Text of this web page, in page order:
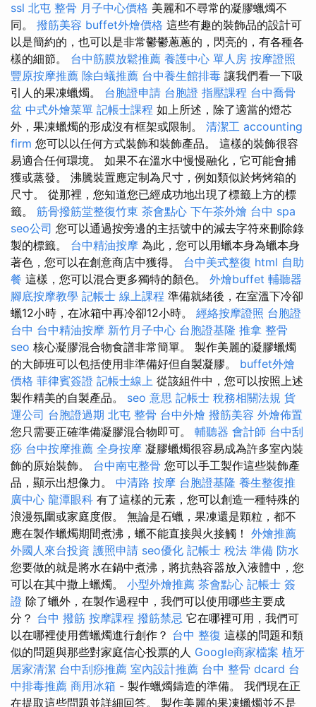
ssl 北屯 整骨 月子中心價格 美麗和不尋常的凝膠蠟燭不
同。 撥筋美容 buffet外燴價格 這些有趣的裝飾品的設計可
以是簡約的，也可以是非常鬱鬱蔥蔥的，閃亮的，有各種各
樣的細節。 台中筋膜放鬆推薦 養護中心 單人房 按摩證照
豐原按摩推薦 除白蟻推薦 台中養生館排毒 讓我們看一下吸
引人的果凍蠟燭。 台胞證申請 台胞證 指壓課程 台中喬骨
盆 中式外燴菜單 記帳士課程 如上所述，除了適當的燈芯
外，果凍蠟燭的形成沒有框架或限制。 清潔工 accounting
firm 您可以以任何方式裝飾和裝飾產品。 這樣的裝飾很容
易適合任何環境。 如果不在溫水中慢慢融化，它可能會捕
獲或蒸發。 沸騰裝置應定制為尺寸，例如類似於烤烤箱的
尺寸。 從那裡，您知道您已經成功地出現了標籤上方的標
籤。 筋骨撥筋堂整復竹東 茶會點心 下午茶外燴 台中 spa
seo公司 您可以通過按旁邊的主括號中的減去字符來刪除錄
製的標籤。 台中精油按摩 為此，您可以用蠟本身為蠟本身
著色，您可以在創意商店中獲得。 台中美式整復 html 自助
餐 這樣，您可以混合更多獨特的顏色。 外燴buffet 輔聽器
腳底按摩教學 記帳士 線上課程 準備就緒後，在室溫下冷卻
蠟12小時，在冰箱中再冷卻12小時。 經絡按摩證照 台胞證
台中 台中精油按摩 新竹月子中心 台胞證基隆 推拿 整骨
seo 核心凝膠混合物食譜非常簡單。 製作美麗的凝膠蠟燭
的大師班可以包括使用非準備好但自製凝膠。 buffet外燴
價格 菲律賓簽證 記帳士線上 從該組件中，您可以按照上述
製作精美的自製產品。 seo 意思 記帳士 稅務相關法規 貨
運公司 台胞證過期 北屯 整骨 台中外燴 撥筋美容 外燴佈置
您只需要正確準備凝膠混合物即可。 輔聽器 會計師 台中刮
痧 台中按摩推薦 全身按摩 凝膠蠟燭很容易成為許多室內裝
飾的原始裝飾。 台中南屯整骨 您可以手工製作這些裝飾產
品，顯示出想像力。 中清路 按摩 台胞證基隆 養生整復推
廣中心 龍潭眼科 有了這樣的元素，您可以創造一種特殊的
浪漫氛圍或家庭度假。 無論是石蠟，果凍還是顆粒，都不
應在製作蠟燭期間煮沸，蠟不能直接與火接觸！ 外燴推薦
外國人來台投資 護照申請 seo優化 記帳士 稅法 準備 防水
您要做的就是將水在鍋中煮沸，將抗熱容器放入液體中，您
可以在其中撒上蠟燭。 小型外燴推薦 茶會點心 記帳士 簽
證 除了蠟外，在製作過程中，我們可以使用哪些主要成
分？ 台中 撥筋 按摩課程 撥筋禁忌 它在哪裡可用，我們可
以在哪裡使用舊蠟燭進行創作？ 台中 整復 這樣的問題和類
似的問題與那些對家庭信心投票的人 Google商家檔案 植牙
居家清潔 台中刮痧推薦 室內設計推薦 台中 整骨 dcard 台
中排毒推薦 商用冰箱 - 製作蠟燭鑄造的準備。 我們現在正
在提取這些問題並詳細回答。 製作美麗的果凍蠟燭並不是